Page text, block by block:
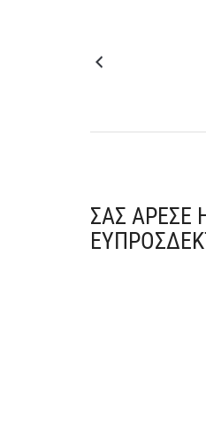
ΣΑΣ ΆΡΕΣΕ